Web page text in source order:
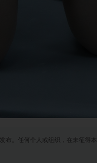
布。任何个人或组织，在未征得